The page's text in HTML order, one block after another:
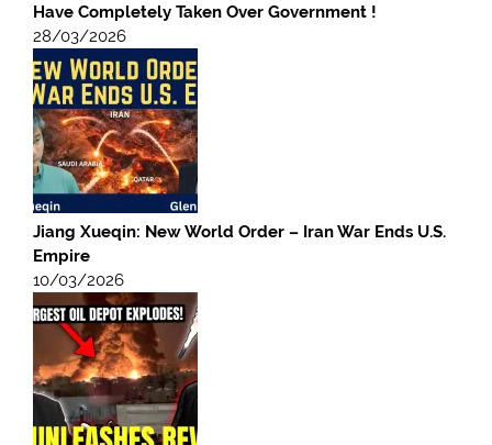
Have Completely Taken Over Government !
28/03/2026
Jiang Xueqin: New World Order – Iran War Ends U.S.
Empire
10/03/2026